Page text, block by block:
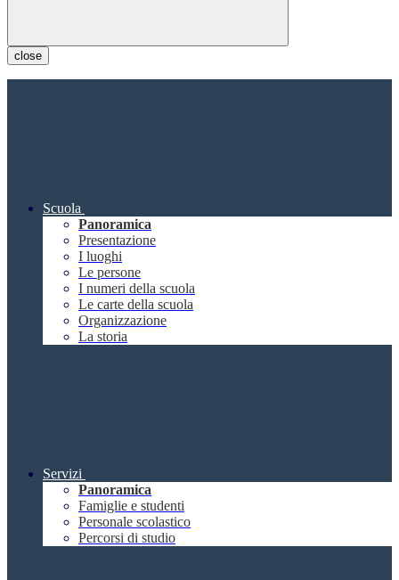
close
Scuola
Panoramica
Presentazione
I luoghi
Le persone
I numeri della scuola
Le carte della scuola
Organizzazione
La storia
Servizi
Panoramica
Famiglie e studenti
Personale scolastico
Percorsi di studio